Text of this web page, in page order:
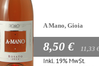
A Mano, Gioia
8,50 € 11,33
Inkl. 19% MwSt.